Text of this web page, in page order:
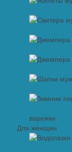
варежки
Для женщин